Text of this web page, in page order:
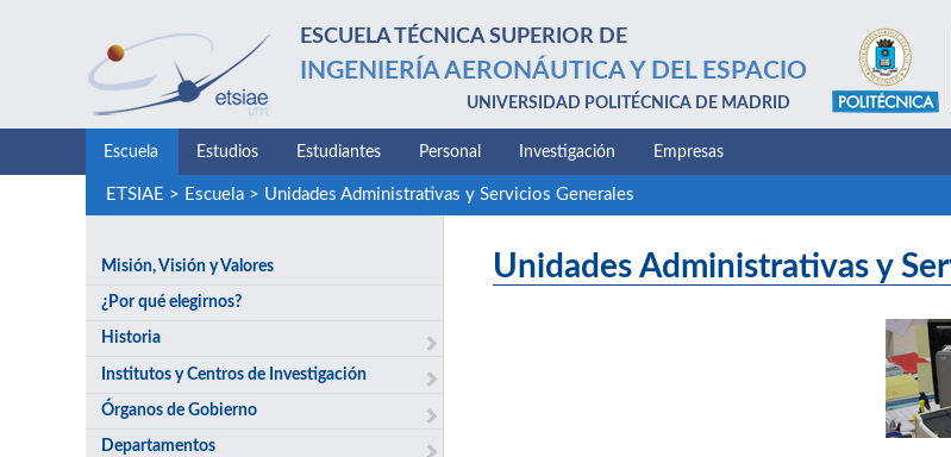
ESCUELA TÉCNICA SUPERIOR DE
INGENIERÍA AERONÁUTICA Y DEL ESPACIO
UNIVERSIDAD POLITÉCNICA DE MADRID
Escuela Estudios Estudiantes Personal Investigación Empresas
ETSIAE > Escuela> Unidades Administrativas y Servicios Generales
Misión, Visión y Valores
¿Por qué elegirnos?
Historia
Institutos y Centros de Investigación
Órganos de Gobierno
Departamentos
Unidades Administrativas y